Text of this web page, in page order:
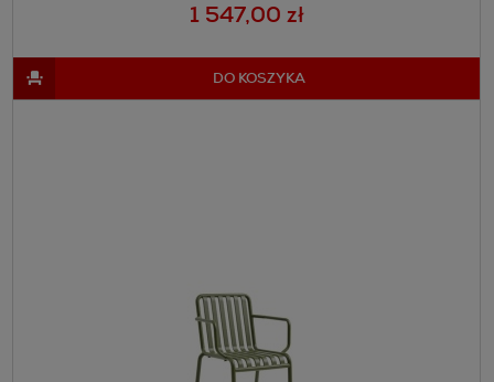
1 547,00 zł
DO KOSZYKA